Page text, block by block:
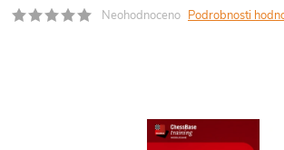
Neohodnoceno Podrobnosti